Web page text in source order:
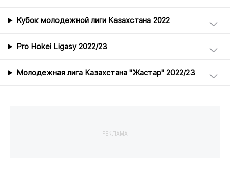
Кубок молодежной лиги Казахстана 2022
Pro Hokei Ligasy 2022/23
Молодежная лига Казахстана "Жастар" 2022/23
РЕКЛАМА